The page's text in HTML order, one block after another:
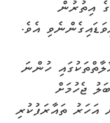
އިތުރުން
އެވެ.
ހުންނަ
ޖެހުމަށް
މިނިސްޓްރީން 2021 ވަނަ އަހަރު ތައާރަފުކުރި